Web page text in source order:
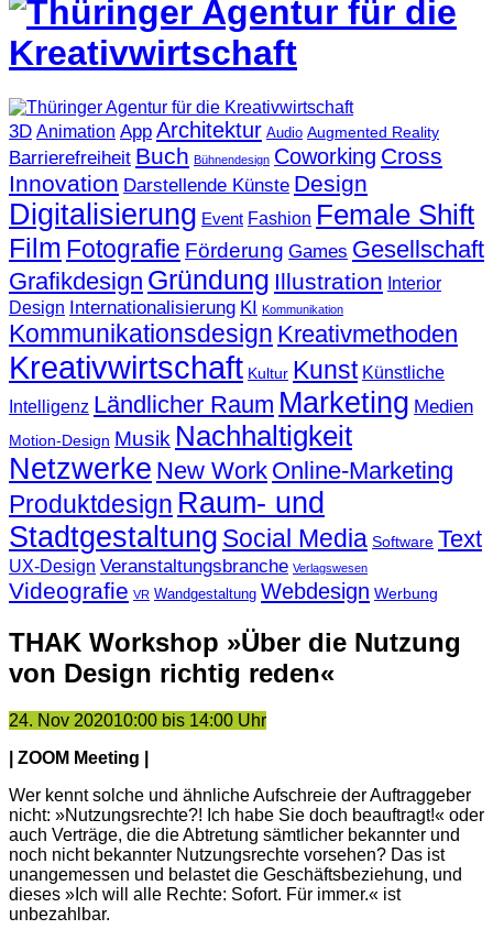
3D Animation App Architektur Audio Augmented Reality
Barrierefreiheit Buch Bühnendesign Coworking Cross
Innovation Darstellende Künste Design
Digitalisierung Event Fashion Female Shift
Film Fotografie Förderung Games Gesellschaft
Grafikdesign Gründung Illustration Interior
Design Internationalisierung KI Kommunikation
Kommunikationsdesign Kreativmethoden
Kreativwirtschaft Kultur Kunst Künstliche
Intelligenz Ländlicher Raum Marketing Medien
Motion-Design Musik Nachhaltigkeit
Netzwerke New Work Online-Marketing
Produktdesign Raum- und
Stadtgestaltung Social Media Software Text
UX-Design Veranstaltungsbranche Verlagswesen
Videografie VR Wandgestaltung Webdesign Werbung
THAK Workshop »Über die Nutzung
von Design richtig reden«
24. Nov 202010:00 bis 14:00 Uhr
| ZOOM Meeting |
Wer kennt solche und ähnliche Aufschreie der Auftraggeber
nicht: »Nutzungsrechte?! Ich habe Sie doch beauftragt!« oder
auch Verträge, die die Abtretung sämtlicher bekannter und
noch nicht bekannter Nutzungsrechte vorsehen? Das ist
unangemessen und belastet die Geschäftsbeziehung, und
dieses »Ich will alle Rechte: Sofort. Für immer.« ist
unbezahlbar.